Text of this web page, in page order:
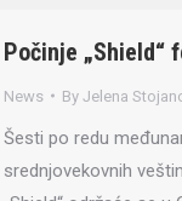
Počinje „Shield“
News By Jelena
Šesti po redu
srednjovekovnih